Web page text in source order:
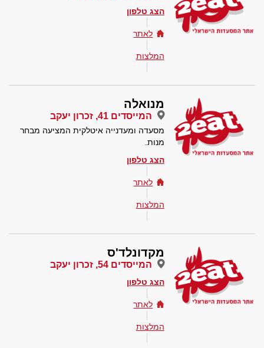
הצג טלפון
לאתר
המלצות
מנואלה
המייסדים 41, זכרון יעקב
מסעדה ומעדנייה איטלקית המציעה מבחר
מנות.
הצג טלפון
לאתר
המלצות
מקדונלד'ס
המייסדים 54, זכרון יעקב
הצג טלפון
לאתר
המלצות